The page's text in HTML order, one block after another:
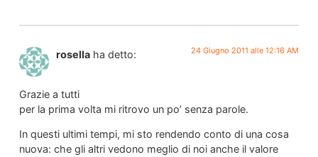
rosella ha detto: 24 Giugno 2011 alle 12:16 AM
Grazie a tutti
per la prima volta mi ritrovo un po’ senza parole.
In questi ultimi tempi, mi sto rendendo conto di una cosa
nuova: che gli altri vedono meglio di noi anche il valore